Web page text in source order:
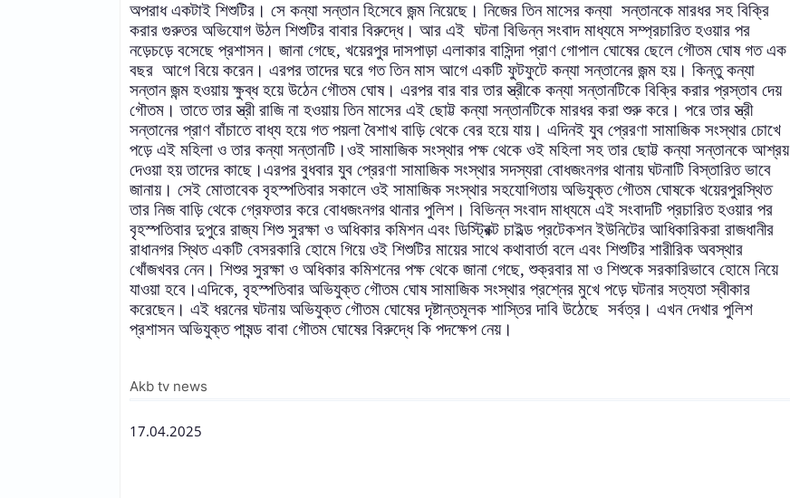
অপরাধ একটাই শিশুটির। সে কন্যা সন্তান হিসেবে জন্ম নিয়েছে। নিজের তিন মাসের কন্যা সন্তানকে মারধর সহ বিক্রি
করার গুরুতর অভিযোগ উঠল শিশুটির বাবার বিরুদ্ধে। আর এই ঘটনা বিভিন্ন সংবাদ মাধ্যমে সম্প্রচারিত হওয়ার পর
নড়েচড়ে বসেছে প্রশাসন। জানা গেছে, খয়েরপুর দাসপাড়া এলাকার বাসিন্দা প্রাণ গোপাল ঘোষের ছেলে গৌতম ঘোষ গত এক
বছর আগে বিয়ে করেন। এরপর তাদের ঘরে গত তিন মাস আগে একটি ফুটফুটে কন্যা সন্তানের জন্ম হয়। কিন্তু কন্যা
সন্তান জন্ম হওয়ায় ক্ষুব্ধ হয়ে উঠেন গৌতম ঘোষ। এরপর বার বার তার স্ত্রীকে কন্যা সন্তানটিকে বিক্রি করার প্রস্তাব দেয়
গৌতম। তাতে তার স্ত্রী রাজি না হওয়ায় তিন মাসের এই ছোট্ট কন্যা সন্তানটিকে মারধর করা শুরু করে। পরে তার স্ত্রী
সন্তানের প্রাণ বাঁচাতে বাধ্য হয়ে গত পয়লা বৈশাখ বাড়ি থেকে বের হয়ে যায়। এদিনই যুব প্রেরণা সামাজিক সংস্থার চোখে
পড়ে এই মহিলা ও তার কন্যা সন্তানটি।ওই সামাজিক সংস্থার পক্ষ থেকে ওই মহিলা সহ তার ছোট্ট কন্যা সন্তানকে আশ্রয়
দেওয়া হয় তাদের কাছে।এরপর বুধবার যুব প্রেরণা সামাজিক সংস্থার সদস্যরা বোধজংনগর থানায় ঘটনাটি বিস্তারিত ভাবে
জানায়। সেই মোতাবেক বৃহস্পতিবার সকালে ওই সামাজিক সংস্থার সহযোগিতায় অভিযুক্ত গৌতম ঘোষকে খয়েরপুরস্থিত
তার নিজ বাড়ি থেকে গ্রেফতার করে বোধজংনগর থানার পুলিশ। বিভিন্ন সংবাদ মাধ্যমে এই সংবাদটি প্রচারিত হওয়ার পর
বৃহস্পতিবার দুপুরে রাজ্য শিশু সুরক্ষা ও অধিকার কমিশন এবং ডিস্ট্রিক্ট চাইল্ড প্রটেকশন ইউনিটের আধিকারিকরা রাজধানীর
রাধানগর স্থিত একটি বেসরকারি হোমে গিয়ে ওই শিশুটির মায়ের সাথে কথাবার্তা বলে এবং শিশুটির শারীরিক অবস্থার
খোঁজখবর নেন। শিশুর সুরক্ষা ও অধিকার কমিশনের পক্ষ থেকে জানা গেছে, শুক্রবার মা ও শিশুকে সরকারিভাবে হোমে নিয়ে
যাওয়া হবে।এদিকে, বৃহস্পতিবার অভিযুক্ত গৌতম ঘোষ সামাজিক সংস্থার প্রশ্নের মুখে পড়ে ঘটনার সত্যতা স্বীকার
করেছেন। এই ধরনের ঘটনায় অভিযুক্ত গৌতম ঘোষের দৃষ্টান্তমূলক শাস্তির দাবি উঠেছে সর্বত্র। এখন দেখার পুলিশ
প্রশাসন অভিযুক্ত পাষন্ড বাবা গৌতম ঘোষের বিরুদ্ধে কি পদক্ষেপ নেয়।
Akb tv news
17.04.2025